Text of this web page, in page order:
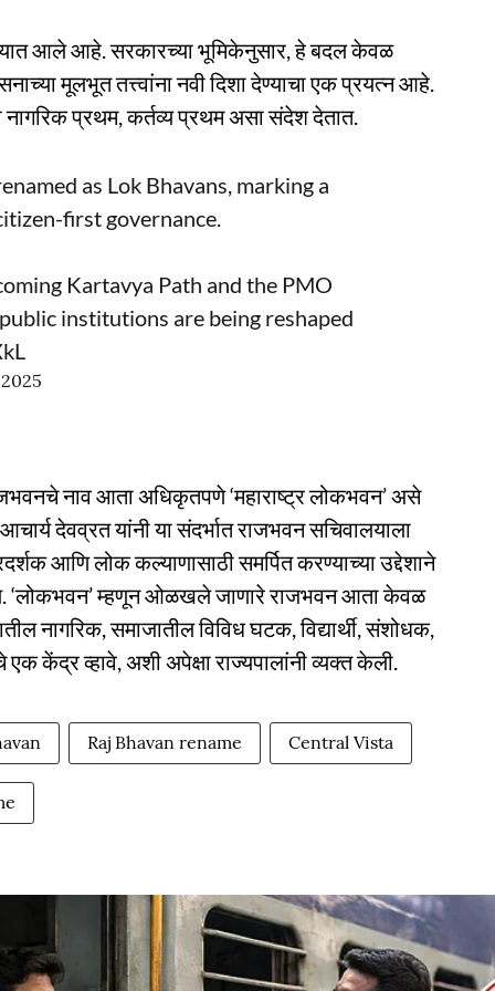
आले आहे. सरकारच्या भूमिकेनुसार, हे बदल केवळ
मूलभूत तत्त्वांना नवी दिशा देण्याचा एक प्रयत्न आहे.
नागरिक प्रथम, कर्तव्य प्रथम असा संदेश देतात.
as Lok Bhavans, marking a
first governance.
Kartavya Path and the PMO
institutions are being reshaped
नाव आता अधिकृतपणे ‘महाराष्ट्र लोकभवन’ असे
देवव्रत यांनी या संदर्भात राजभवन सचिवालयाला
आणि लोक कल्याणासाठी समर्पित करण्याच्या उद्देशाने
‘लोकभवन’ म्हणून ओळखले जाणारे राजभवन आता केवळ
नागरिक, समाजातील विविध घटक, विद्यार्थी, संशोधक,
केंद्र व्हावे, अशी अपेक्षा राज्यपालांनी व्यक्त केली.
Raj Bhavan rename Central Vista